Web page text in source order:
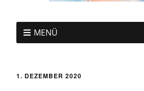
MENÜ
1. DEZEMBER 2020